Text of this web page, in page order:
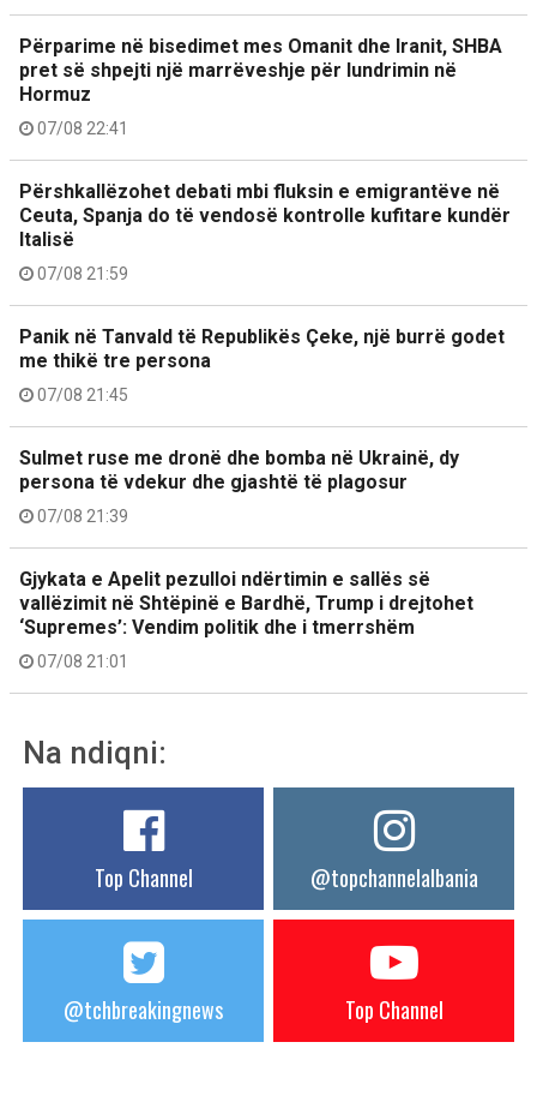
Përparime në bisedimet mes Omanit dhe Iranit, SHBA
pret së shpejti një marrëveshje për lundrimin në
Hormuz
07/08 22:41
Përshkallëzohet debati mbi fluksin e emigrantëve në
Ceuta, Spanja do të vendosë kontrolle kufitare kundër
Italisë
07/08 21:59
Panik në Tanvald të Republikës Çeke, një burrë godet
me thikë tre persona
07/08 21:45
Sulmet ruse me dronë dhe bomba në Ukrainë, dy
persona të vdekur dhe gjashtë të plagosur
07/08 21:39
Gjykata e Apelit pezulloi ndërtimin e sallës së
vallëzimit në Shtëpinë e Bardhë, Trump i drejtohet
‘Supremes’: Vendim politik dhe i tmerrshëm
07/08 21:01
Na ndiqni:
Top Channel @topchannelalbania
@tchbreakingnews Top Channel